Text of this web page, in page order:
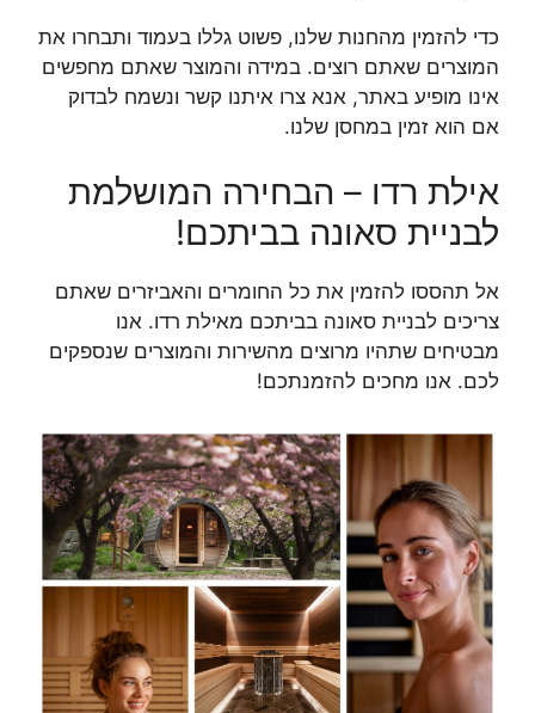
כדי להזמין מהחנות שלנו, פשוט גללו בעמוד ותבחרו את
המוצרים שאתם רוצים. במידה והמוצר שאתם מחפשים
אינו מופיע באתר, אנא צרו איתנו קשר ונשמח לבדוק
אם הוא זמין במחסן שלנו.
אילת רדו – הבחירה המושלמת
לבניית סאונה בביתכם!
אל תהססו להזמין את כל החומרים והאביזרים שאתם
צריכים לבניית סאונה בביתכם מאילת רדו. אנו
מבטיחים שתהיו מרוצים מהשירות והמוצרים שנספקים
לכם. אנו מחכים להזמנתכם!